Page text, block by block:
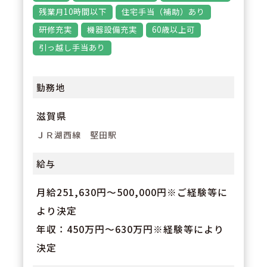
POINT3
【多様な研修制度】
薬剤師としての認定・専門資格取
師、糖尿病薬物療法准認定薬剤師
など）についてのバックアップも
残業月10時間以下
住宅手当（補助）あり
研修充実
機器設備充実
60歳以上可
引っ越し手当あり
勤務地
滋賀県
ＪＲ湖西線 堅田駅
給与
月給251,630円〜500,000円※ご経験等に
より決定
年収：450万円～630万円※経験等により
決定